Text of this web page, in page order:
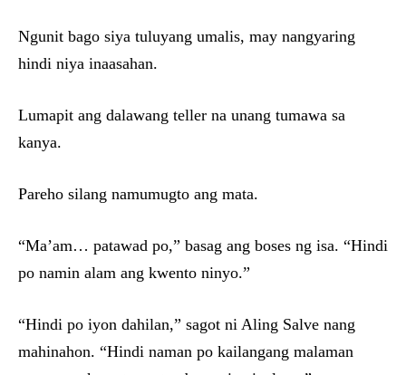
Ngunit bago siya tuluyang umalis, may nangyaring
hindi niya inaasahan.
Lumapit ang dalawang teller na unang tumawa sa
kanya.
Pareho silang namumugto ang mata.
“Ma’am… patawad po,” basag ang boses ng isa. “Hindi
po namin alam ang kwento ninyo.”
“Hindi po iyon dahilan,” sagot ni Aling Salve nang
mahinahon. “Hindi naman po kailangang malaman